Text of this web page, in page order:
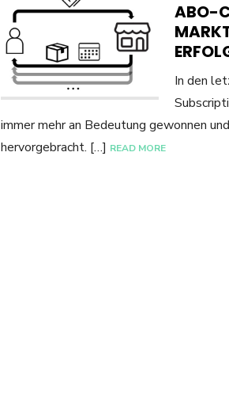
ABO-
In den
immer mehr an Bedeutung gewonnen
hervorgebracht. […] READ MORE